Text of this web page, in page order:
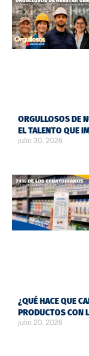
ORGULLOSOS DE
EL TALENTO QUE
julio 30, 2026
¿QUÉ HACE QUE
PRODUCTOS CON
julio 20, 2026